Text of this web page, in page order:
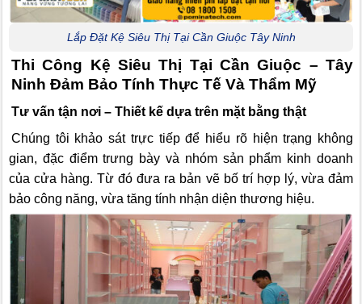
Lắp Đặt Kệ Siêu Thị Tại Cần Giuộc Tây Ninh
Thi Công Kệ Siêu Thị Tại Cần Giuộc – Tây
Ninh Đảm Bảo Tính Thực Tế Và Thẩm Mỹ
Tư vấn tận nơi – Thiết kế dựa trên mặt bằng thật
Chúng tôi khảo sát trực tiếp để hiểu rõ hiện trạng không
gian, đặc điểm trưng bày và nhóm sản phẩm kinh doanh
của cửa hàng. Từ đó đưa ra bản vẽ bố trí hợp lý, vừa đảm
bảo công năng, vừa tăng tính nhận diện thương hiệu.